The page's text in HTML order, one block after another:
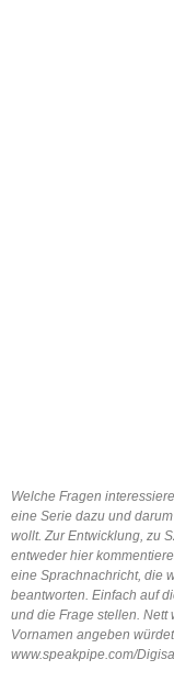
Welche Fragen
eine Serie dazu und
wollt. Zur Entwicklung, zu
entweder hier
eine Sprachnachricht, die
beantworten. Einfach auf
und die Frage stellen. Nett
Vornamen angeben
www.speakpipe.com/